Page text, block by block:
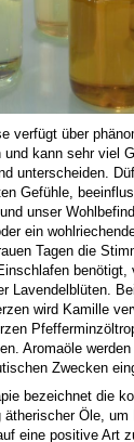
verfügt über
und kann sehr viel
unterscheiden.
Gefühle,
unser
ein
Tagen die
benötigt,
Lavendelblüten. Bei
wird Kamille
Aromaöle
Zwecken
bezeichnet die
ätherischer Öle, um
eine positive Art